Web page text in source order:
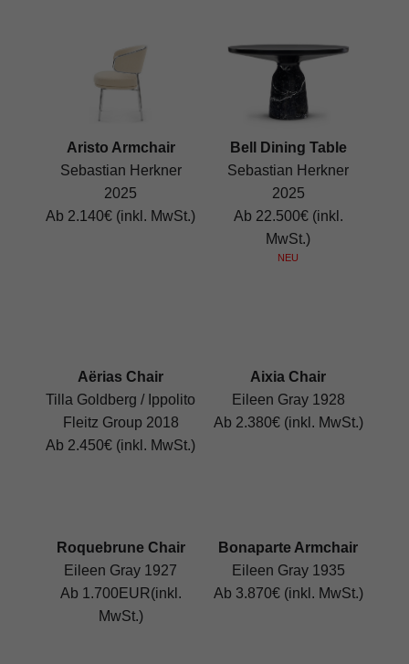
Aristo Armchair
Sebastian Herkner
2025
Ab 2.140€ (inkl. MwSt.)
Bell Dining Table
Sebastian Herkner
2025
Ab 22.500€ (inkl.
MwSt.)
NEU
Aërias Chair
Tilla Goldberg / Ippolito
Fleitz Group 2018
Ab 2.450€ (inkl. MwSt.)
Aixia Chair
Eileen Gray 1928
Ab 2.380€ (inkl. MwSt.)
Roquebrune Chair
Eileen Gray 1927
Ab 1.700EUR(inkl.
MwSt.)
Bonaparte Armchair
Eileen Gray 1935
Ab 3.870€ (inkl. MwSt.)